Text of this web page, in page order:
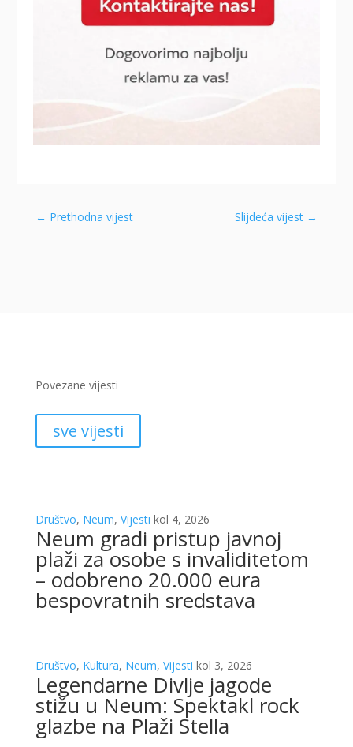
← Prethodna vijest Slijdeća vijest →
Povezane vijesti
sve vijesti
Društvo, Neum, Vijesti kol 4, 2026
Neum gradi pristup javnoj
plaži za osobe s invaliditetom
– odobreno 20.000 eura
bespovratnih sredstava
Društvo, Kultura, Neum, Vijesti kol 3, 2026
Legendarne Divlje jagode
stižu u Neum: Spektakl rock
glazbe na Plaži Stella